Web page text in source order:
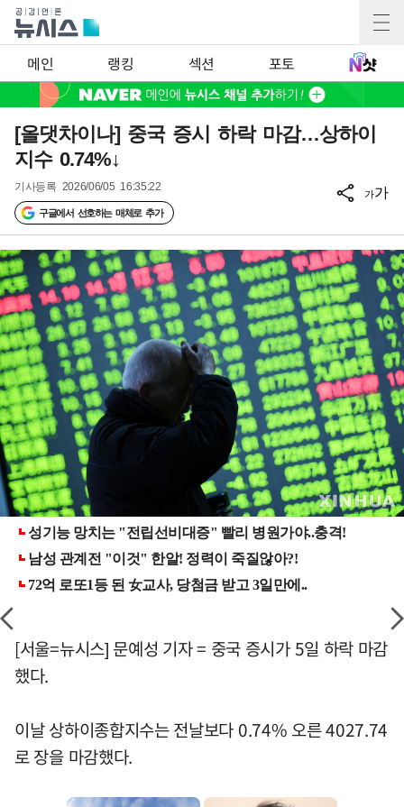
메인 랭킹 섹션 포토
[올댓차이나] 중국 증시 하락 마감…상하이
지수 0.74%↓
기사등록 2026/06/05 16:35:22
구글에서 선호하는 매체로 추가
가가
[서울=뉴시스] 문예성 기자 = 중국 증시가 5일 하락 마감
했다.
이날 상하이종합지수는 전날보다 0.74% 오른 4027.74
로 장을 마감했다.